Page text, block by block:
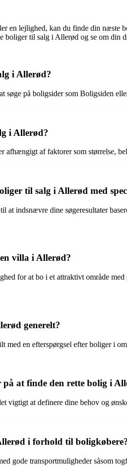
en lejlighed, kan du finde din næste
boliger til salg i Allerød og se om din
i Allerød?
søge på boligsider som Boligsiden
i Allerød?
afhængigt af faktorer som størrelse,
til salg i Allerød med
at indsnævre dine søgeresultater
villa i Allerød?
for at bo i et attraktivt område
generelt?
med en efterspørgsel efter boliger i
at finde den rette bolig i
vigtigt at definere dine behov og
i forhold til
gode transportmuligheder såsom